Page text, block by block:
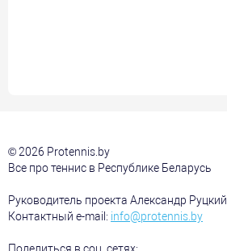
© 2026 Protennis.by
Все про теннис в Республике Беларусь
Руководитель проекта Александр Руцкий
Контактный e-mail: info@protennis.by
Поделиться в соц. сетях: